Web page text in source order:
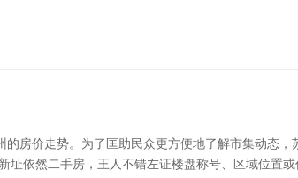
房价走势。为了匡助民众更方便地了解市集动态
依然二手房，王人不错左证楼盘称号、区域位置